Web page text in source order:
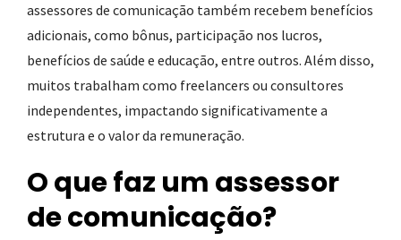
assessores de comunicação também recebem benefícios
adicionais, como bônus, participação nos lucros,
benefícios de saúde e educação, entre outros. Além disso,
muitos trabalham como freelancers ou consultores
independentes, impactando significativamente a
estrutura e o valor da remuneração.
O que faz um assessor
de comunicação?